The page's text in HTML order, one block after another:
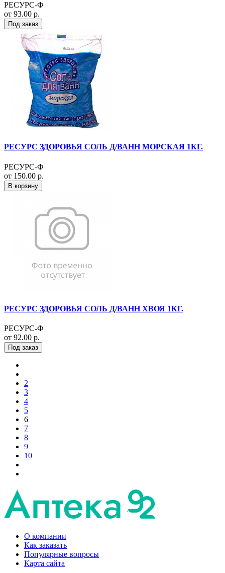
РЕСУРС-Ф
от 93.00 р.
Под заказ
РЕСУРС ЗДОРОВЬЯ СОЛЬ Д/ВАНН МОРСКАЯ 1КГ.
РЕСУРС-Ф
от 150.00 р.
В корзину
РЕСУРС ЗДОРОВЬЯ СОЛЬ Д/ВАНН ХВОЯ 1КГ.
РЕСУРС-Ф
от 92.00 р.
Под заказ
2
3
4
5
6
7
8
9
10
О компании
Как заказать
Популярные вопросы
Карта сайта